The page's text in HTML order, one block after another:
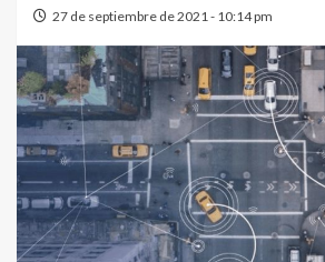
27 de septiembre de 2021 - 10:14 pm